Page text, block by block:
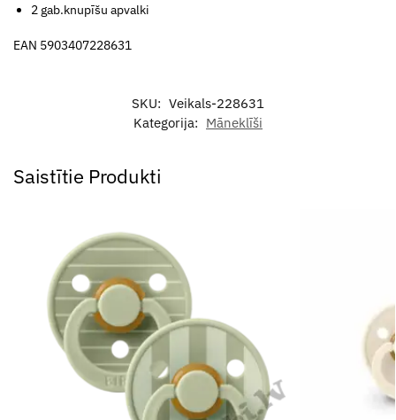
2 gab.knupīšu apvalki
EAN 5903407228631
SKU: Veikals-228631
Kategorija: Māneklīši
Saistītie Produkti